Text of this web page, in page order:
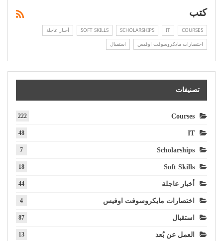
كتب
COURSES
IT
SCHOLARSHIPS
SOFT SKILLS
أخبار عاجلة
اختصارات مايكروسوفت اوفيس
استقبال
تصنيفات
Courses
222
IT
48
Scholarships
7
Soft Skills
18
أخبار عاجلة 44
اختصارات مايكروسوفت اوفيس 4
استقبال 87
العمل عن بُعد 13